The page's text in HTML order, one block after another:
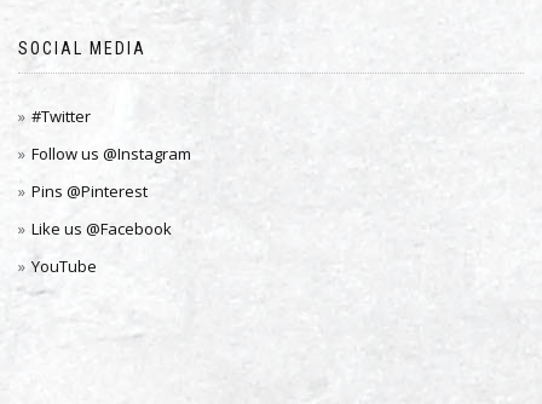
SOCIAL MEDIA
#Twitter
Follow us @Instagram
Pins @Pinterest
Like us @Facebook
YouTube